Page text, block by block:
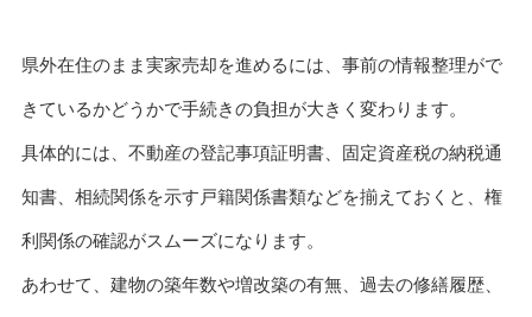
県外在住のまま実家売却を進めるには、事前の情報整理がで
きているかどうかで手続きの負担が大きく変わります。
具体的には、不動産の登記事項証明書、固定資産税の納税通
知書、相続関係を示す戸籍関係書類などを揃えておくと、権
利関係の確認がスムーズになります。
あわせて、建物の築年数や増改築の有無、過去の修繕履歴、